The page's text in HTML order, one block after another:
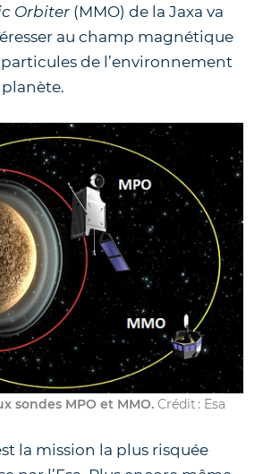
Orbiter (MMO) de la Jaxa va
au champ magnétique
de l’environnement
sondes MPO et MMO. Crédit : Esa
la mission la plus risquée